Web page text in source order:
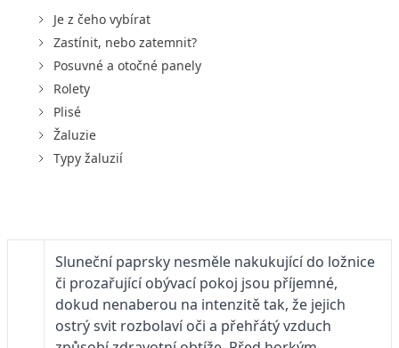
Je z čeho vybírat
Zastínit, nebo zatemnit?
Posuvné a otočné panely
Rolety
Plisé
Žaluzie
Typy žaluzií
Sluneční paprsky nesměle nakukující do ložnice
či prozařující obývací pokoj jsou příjemné,
dokud nenaberou na intenzitě tak, že jejich
ostrý svit rozbolaví oči a přehřátý vzduch